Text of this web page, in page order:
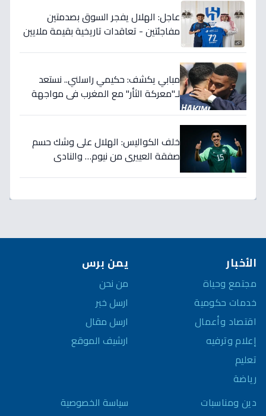
عاجل: الهلال يفجر السوق بصدمتين
مفاجئتين - تعاقدات تاريخية بقيمة ملايين
مبابي يكشف: حكيمي راسلني.. نستعد
لـ"معركة الثأر" مع المغرب في مواجهة
خلف الكواليس: الهلال على وشك حسم
صفقة العييري من نيوم… والنادي
الأخبار
مجتمع وحياة
خدمات حكومية
اقتصاد وأعمال
إعلام وترفيه
تعليم
رياضة
دين ومناسبات
يمن برس
من نحن
ارسل خبر
ارسل مقال
ارشيف الموقع
سياسة الخصوصية